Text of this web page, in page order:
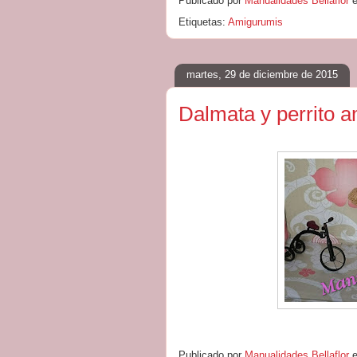
Etiquetas: Amigurumis
martes, 29 de diciembre de 2015
Dalmata y perrito